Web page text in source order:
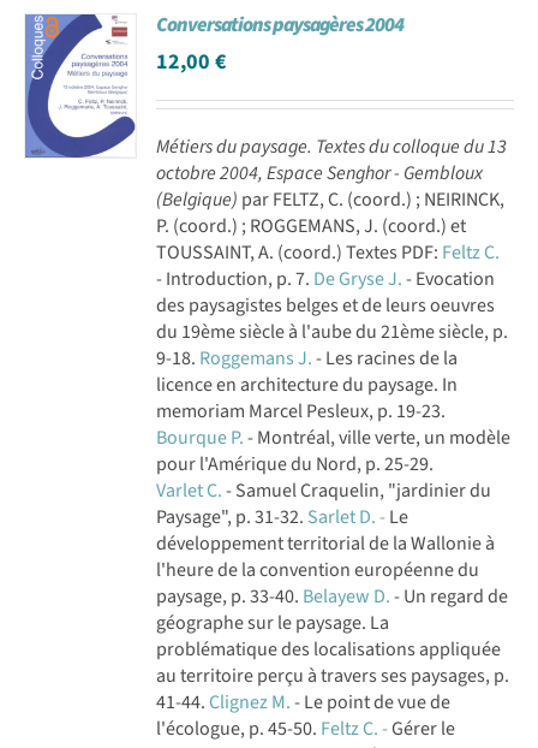
Achat en ligne
Panier WooCommerce
Conversations paysagères 2004
12,00€
Métiers du paysage. Textes du colloque du 13
octobre 2004, Espace Senghor - Gembloux
(Belgique) par FELTZ, C. (coord.) ; NEIRINCK,
P. (coord.) ; ROGGEMANS, J. (coord.) et
TOUSSAINT, A. (coord.) Textes PDF: Feltz C.
- Introduction, p. 7. De Gryse J.- Evocation
des paysagistes belges et de leurs oeuvres
du 19ème siècle à l'aube du 21ème siècle, p.
9-18. Roggemans J.- Les racines de la
licence en architecture du paysage. In
memoriam Marcel Pesleux, p. 19-23.
Bourque P.- Montréal, ville verte, un modèle
pour l'Amérique du Nord, p. 25-29.
Varlet C.- Samuel Craquelin, "jardinier du
Paysage", p. 31-32. Sarlet D. -Le
développement territorial de la Wallonie à
l'heure de la convention européenne du
paysage, p. 33-40. Belayew D.- Un regard de
géographe sur le paysage. La
problématique des localisations appliquée
au territoire perçu à travers ses paysages, p.
41-44.Clignez M.- Le point de vue de
l'écologue, p. 45-50. Feltz C. -Gérer le